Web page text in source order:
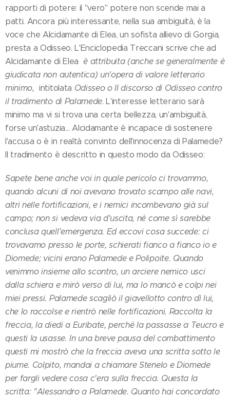
rapporti di potere: il "vero" potere non scende mai a
patti. Ancora più interessante, nella sua ambiguità, è la
voce che Alcidamante di Elea, un sofista allievo di Gorgia,
presta a Odisseo. L'Enciclopedia Treccani scrive che ad
Alcidamante di Eleaè attribuita (anche se generalmente è
giudicata non autentica) un'opera di valore letterario
minimo, intitolata Odisseo o Il discorso di Odisseo contro
il tradimento di Palamede. L'interesse letterario sarà
minimo ma vi si trova una certa bellezza, un'ambiguità,
forse un'astuzia… Alcidamante è incapace di sostenere
l'accusa o è in realtà convinto dell'innocenza di Palamede?
Il tradimento è descritto in questo modo da Odisseo:
Sapete bene anche voi in quale pericolo ci trovammo,
quando alcuni di noi avevano trovato scampo alle navi,
altri nelle fortificazioni, e i nemici incombevano già sul
campo; non si vedeva via d'uscita, né come sì sarebbe
conclusa quell'emergenza. Ed eccovi cosa succede: ci
trovavamo presso le porte, schierati fianco a fianco io e
Diomede; vicini erano Palamede e Polipoite. Quando
venimmo insieme allo scontro, un arciere nemico usci
dalla schiera e mirò verso di lui, ma lo mancò e colpi nei
miei pressi. Palamede scagliò il giavellotto contro dì lui,
che lo raccolse e rientrò nelle fortificazioni. Raccolta la
freccia, la diedi a Euribate, perché la passasse a Teucro e
questi la usasse. In una breve pausa del combattimento
questi mi mostrò che la freccia aveva una scritta sotto le
piume. Colpito, mandai a chiamare Stenelo e Diomede
per fargli vedere cosa c'era sulla freccia. Questa la
scritta: "Alessandro a Palamede. Quanto hai concordato